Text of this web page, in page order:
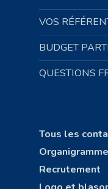
VOS
BUDGET
QUESTIONS
Tous les
Organigramme
Recrutement